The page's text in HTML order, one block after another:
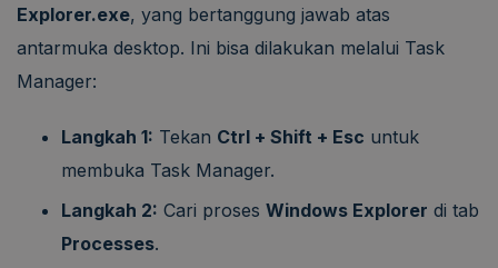
Explorer.exe, yang bertanggung jawab atas
antarmuka desktop. Ini bisa dilakukan melalui Task
Manager:
Langkah 1: Tekan Ctrl + Shift + Esc untuk
membuka Task Manager.
Langkah 2: Cari proses Windows Explorer di tab
Processes.